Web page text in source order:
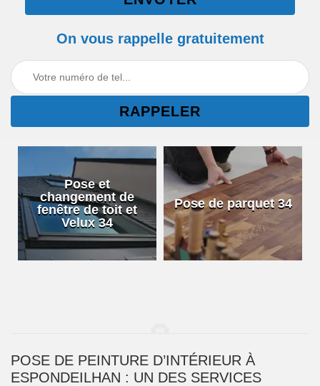
On vous rappelle gratuitement
Pose et
changement de
fenêtre de toit et
Velux 34
Pose de parquet 34
POSE DE PEINTURE D’INTÉRIEUR À
ESPONDEILHAN : UN DES SERVICES